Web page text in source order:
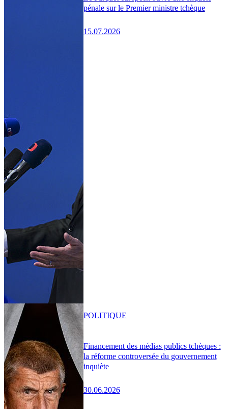
pénale sur le Premier ministre tchèque
15.07.2026
Financement des médias publics tchèques :
la réforme controversée du gouvernement
inquiète
30.06.2026
POLITIQUE